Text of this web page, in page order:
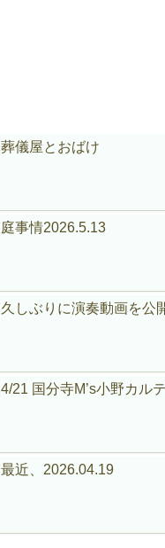
葬儀屋とおばけ
庭事情2026.5.13
久しぶりに演奏動画を公
4/21 国分寺M’s小野カル
最近、2026.04.19